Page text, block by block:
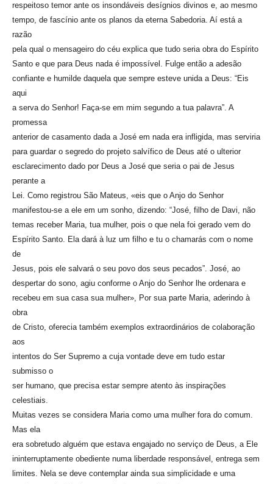
respeitoso temor ante os insondáveis desígnios divinos e, ao mesmo
tempo, de fascínio ante os planos da eterna Sabedoria. Aí está a
razão
pela qual o mensageiro do céu explica que tudo seria obra do Espírito
Santo e que para Deus nada é impossível. Fulge então a adesão
confiante e humilde daquela que sempre esteve unida a Deus: “Eis
aqui
a serva do Senhor! Faça-se em mim segundo a tua palavra”. A
promessa
anterior de casamento dada a José em nada era infligida, mas serviria
para guardar o segredo do projeto salvífico de Deus até o ulterior
esclarecimento dado por Deus a José que seria o pai de Jesus
perante a
Lei. Como registrou São Mateus, «eis que o Anjo do Senhor
manifestou-se a ele em um sonho, dizendo: “José, filho de Davi, não
temas receber Maria, tua mulher, pois o que nela foi gerado vem do
Espírito Santo. Ela dará à luz um filho e tu o chamarás com o nome
de
Jesus, pois ele salvará o seu povo dos seus pecados”. José, ao
despertar do sono, agiu conforme o Anjo do Senhor lhe ordenara e
recebeu em sua casa sua mulher», Por sua parte Maria, aderindo à
obra
de Cristo, oferecia também exemplos extraordinários de colaboração
aos
intentos do Ser Supremo a cuja vontade deve em tudo estar
submisso o
ser humano, que precisa estar sempre atento às inspirações
celestiais.
Muitas vezes se considera Maria como uma mulher fora do comum.
Mas ela
era sobretudo alguém que estava engajado no serviço de Deus, a Ele
ininterruptamente obediente numa liberdade responsável, entrega sem
limites. Nela se deve contemplar ainda sua simplicidade e uma